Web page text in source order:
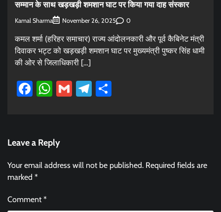
सम्मान के साथ खड़खड़ी शमशान घाट पर किया गया दाह संस्कार
Kamal Sharma November 26, 2025 0
कमल शर्मा (हरिहर समाचार) राज्य आंदोलनकारी और पूर्व कैबिनेट मंत्री
दिवाकर भट्ट को खड़खड़ी शमशान घाट पर मुख्यमंत्री पुष्कर सिंह धामी
की ओर से जिलाधिकारी […]
Facebook
WhatsApp
GmailTelegram
Leave a Reply
Your email address will not be published. Required fields are
marked *
Comment*